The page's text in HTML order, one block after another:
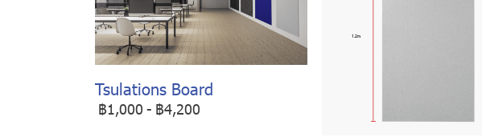
Tsulations Board
฿1,000 - ฿4,200